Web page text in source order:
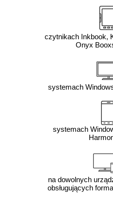
czytnikach Inkbook,
Onyx
systemach
systemach
na dowolnych
obsługujących